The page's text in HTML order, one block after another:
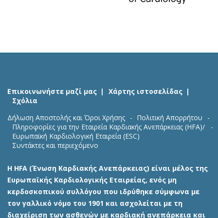
Επικοινωνήστε μαζί μας
Χάρτης ιστοσελίδας
Σχόλια
Δήλωση Αποστολής και Όροι Χρήσης
Πολιτική Απορρήτου
Πληροφορίες για την Εταιρεία Καρδιακής Ανεπάρκειας (HFA)/
Ευρωπαϊκή Καρδιολογική Εταιρεία (ESC)
Συντάκτες και περιεχόμενο
Η HFA (Ένωση Καρδιακής Ανεπάρκειας) είναι μέλος της
Ευρωπαϊκής Καρδιολογικής Εταιρείας, ενός μη
κερδοσκοπικού συλλόγου που ιδρύθηκε σύμφωνα με
τον γαλλικό νόμο του 1901 και ασχολείται με τη
διαχείριση των ασθενών με καρδιακή ανεπάρκεια και